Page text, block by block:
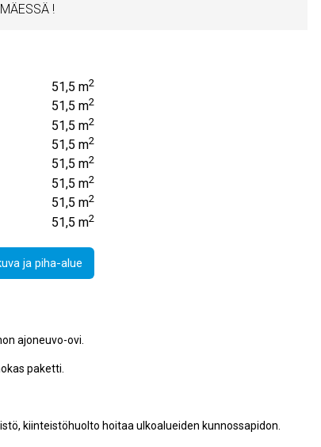
!
51,5 m2
51,5 m2
51,5 m2
51,5 m2
51,5 m2
51,5 m2
51,5 m2
51,5 m2
ja piha-alue
ajoneuvo-ovi.
paketti.
kiinteistöhuolto hoitaa ulkoalueiden kunnossapidon.